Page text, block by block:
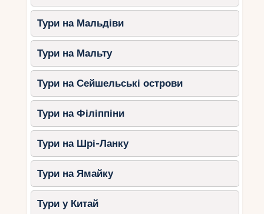
Тури на Мальдіви
Тури на Мальту
Тури на Сейшельські острови
Тури на Філіппіни
Тури на Шрі-Ланку
Тури на Ямайку
Тури у Китай